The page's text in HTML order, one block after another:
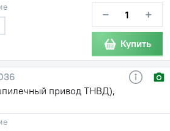
− +
Купить
привод ТНВД),